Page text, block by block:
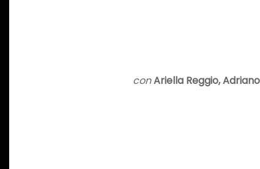
conAriella Reggio,